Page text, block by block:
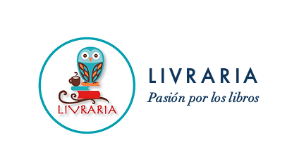
LIVRARIA
Pasión por los libros